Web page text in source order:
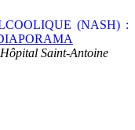
(NASH) :
Saint-Antoine